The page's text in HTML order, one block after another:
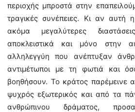
περιοχής μπροστά στην
τραγικές συνέπειες. Κι αν αυτή
ακόμα μεγαλύτερες
αποκλειστικά και μόνο στην
αλληλεγγύη που ανέπτυξαν
αντιμέτωποι με τη φωτιά και
βοηθήσουν. Το κράτος παρέμεινε
ψυχρός εξωτερικός και από τα
ανθρώπινου δράματος,